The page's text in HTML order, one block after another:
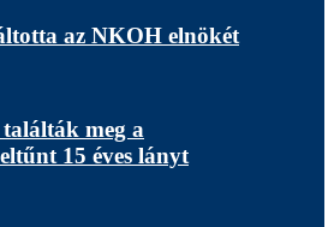
az NKOH elnökét
meg a
15 éves lányt